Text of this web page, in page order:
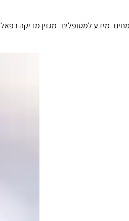
מידע למטופלים מגזין מדיקה רפאל